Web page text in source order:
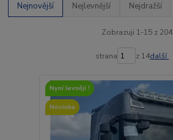
Nejnovější Nejlevnější Nejdražší
Zobrazuji 1-15 z 204
strana z 14další
Nyní levněji !
Novinka